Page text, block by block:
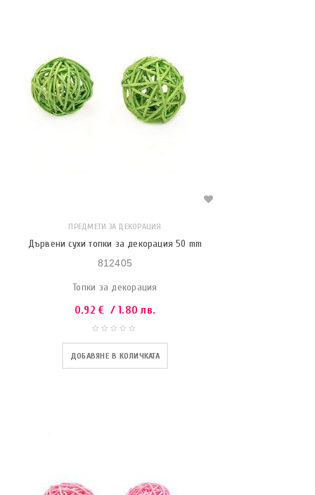
ПРЕДМЕТИ ЗА ДЕКОРАЦИЯ
Дървени сухи топки за декорация 50 mm
812405
Топки за декорация
0.92€ / 1.80 лв.
ДОБАВЯНЕ В КОЛИЧКАТА